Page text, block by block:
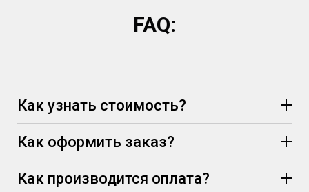
FAQ:
Как узнать стоимость?
Как оформить заказ?
Как производится оплата?